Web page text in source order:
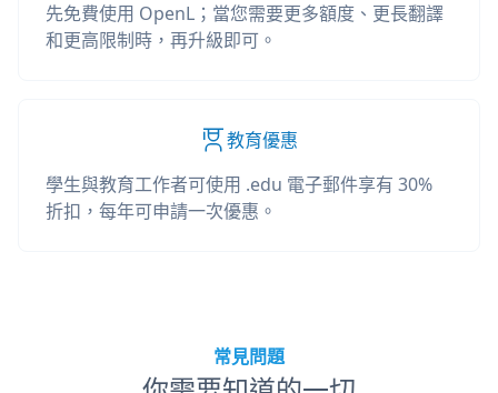
先免費使用 OpenL；當您需要更多額度、更長翻譯
和更高限制時，再升級即可。
教育優惠
學生與教育工作者可使用 .edu 電子郵件享有 30%
折扣，每年可申請一次優惠。
常見問題